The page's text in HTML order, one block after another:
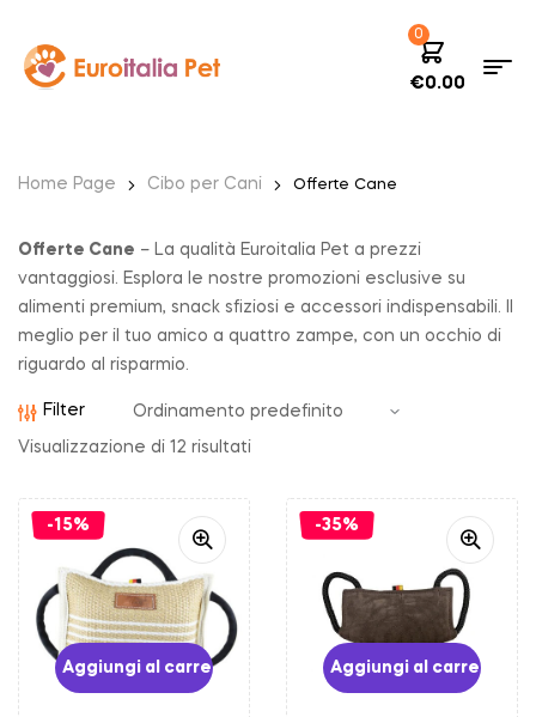
0
€0.00
Home Page Cibo per Cani Offerte Cane
Offerte Cane – La qualità Euroitalia Pet a prezzi
vantaggiosi. Esplora le nostre promozioni esclusive su
alimenti premium, snack sfiziosi e accessori indispensabili. Il
meglio per il tuo amico a quattro zampe, con un occhio di
riguardo al risparmio.
Filter
Visualizzazione di 12 risultati
-15%
Aggiungi al carrello
-35%
Aggiungi al carrello